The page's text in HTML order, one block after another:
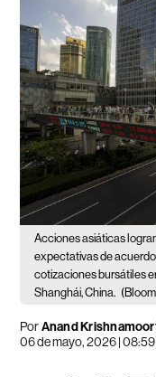
Acciones asiáticas
expectativas de
cotizaciones bursátiles
Shanghái, China.
PorAnand
06 de mayo, 2026 | 08:59